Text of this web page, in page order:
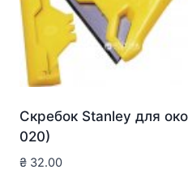
Скребок Stanley для
020)
₴ 32.00